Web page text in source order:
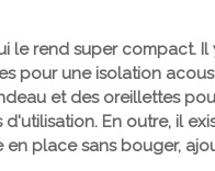
le rend super compact.
pour une isolation
et des oreillettes
En outre, il
place sans bouger,